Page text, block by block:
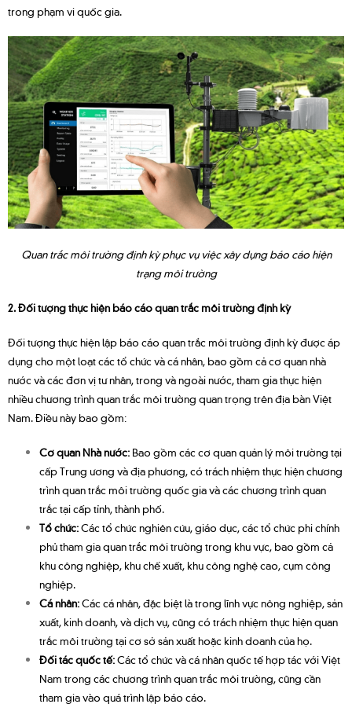
trong phạm vi quốc gia.
Quan trắc môi trường định kỳ phục vụ việc xây dựng báo cáo hiện
trạng môi trường
2. Đối tượng thực hiện báo cáo quan trắc môi trường định kỳ
Đối tượng thực hiện lập báo cáo quan trắc môi trường định kỳ được áp
dụng cho một loạt các tổ chức và cá nhân, bao gồm cả cơ quan nhà
nước và các đơn vị tư nhân, trong và ngoài nước, tham gia thực hiện
nhiều chương trình quan trắc môi trường quan trọng trên địa bàn Việt
Nam. Điều này bao gồm:
Cơ quan Nhà nước: Bao gồm các cơ quan quản lý môi trường tại
cấp Trung ương và địa phương, có trách nhiệm thực hiện chương
trình quan trắc môi trường quốc gia và các chương trình quan
trắc tại cấp tỉnh, thành phố.
Tổ chức:Các tổ chức nghiên cứu, giáo dục, các tổ chức phi chính
phủ tham gia quan trắc môi trường trong khu vực, bao gồm cả
khu công nghiệp, khu chế xuất, khu công nghệ cao, cụm công
nghiệp.
Cá nhân:Các cá nhân, đặc biệt là trong lĩnh vực nông nghiệp, sản
xuất, kinh doanh, và dịch vụ, cũng có trách nhiệm thực hiện quan
trắc môi trường tại cơ sở sản xuất hoặc kinh doanh của họ.
Đối tác quốc tế:Các tổ chức và cá nhân quốc tế hợp tác với Việt
Nam trong các chương trình quan trắc môi trường, cũng cần
tham gia vào quá trình lập báo cáo.